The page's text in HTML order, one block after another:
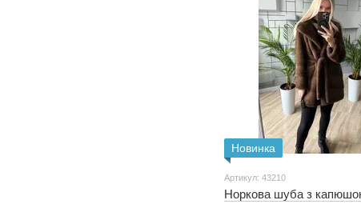
Новинка
Артикул: 43210
Норкова шуба з